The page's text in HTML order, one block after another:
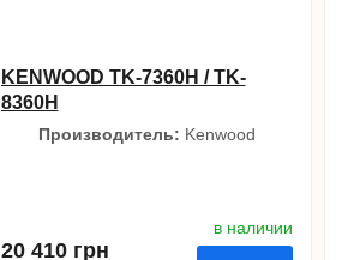
KENWOOD TK-7360H / TK-
8360H
Производитель: Kenwood
20 410 грн
в наличии